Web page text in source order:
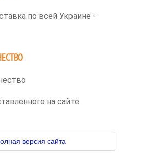
по всей Украине -
на сайте
версия сайта